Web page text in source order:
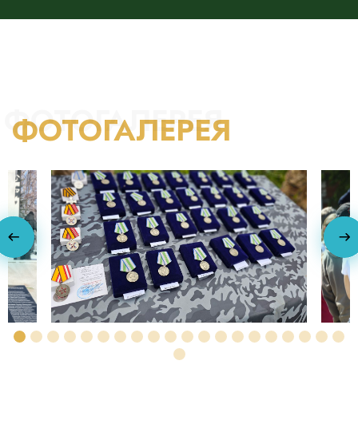
ФОТОГАЛЕРЕЯ
ФОТОГАЛЕРЕЯ